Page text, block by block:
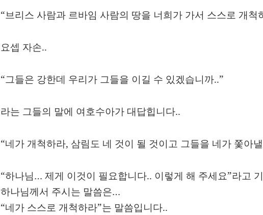
“브리스 사람과 르바임 사람의 땅을 너희가 가서 스스로 개척
요셉 자손..
“그들은 강한데 우리가 그들을 이길 수 있겠습니까..”
라는 그들의 말에 여호수아가 대답힙니다..
“네가 개척하라, 삼림도 네 것이 될 것이고 그들을 네가 쫓아
“하나님… 제게 이것이 필요합니다.. 이렇게 해 주세요”라고
하나님께서 주시는 말씀은…
“네가 스스로 개척하라”는 말씀입니다..